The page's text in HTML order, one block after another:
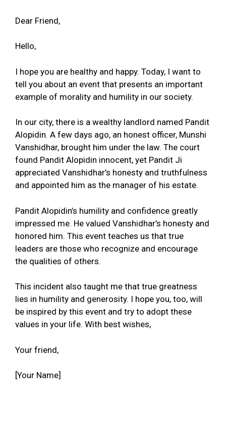
Dear Friend,
Hello,
I hope you are healthy and happy. Today, I want to
tell you about an event that presents an important
example of morality and humility in our society.
In our city, there is a wealthy landlord named Pandit
Alopidin. A few days ago, an honest officer, Munshi
Vanshidhar, brought him under the law. The court
found Pandit Alopidin innocent, yet Pandit Ji
appreciated Vanshidhar’s honesty and truthfulness
and appointed him as the manager of his estate.
Pandit Alopidin’s humility and confidence greatly
impressed me. He valued Vanshidhar’s honesty and
honored him. This event teaches us that true
leaders are those who recognize and encourage
the qualities of others.
This incident also taught me that true greatness
lies in humility and generosity. I hope you, too, will
be inspired by this event and try to adopt these
values in your life. With best wishes,
Your friend,
[Your Name]